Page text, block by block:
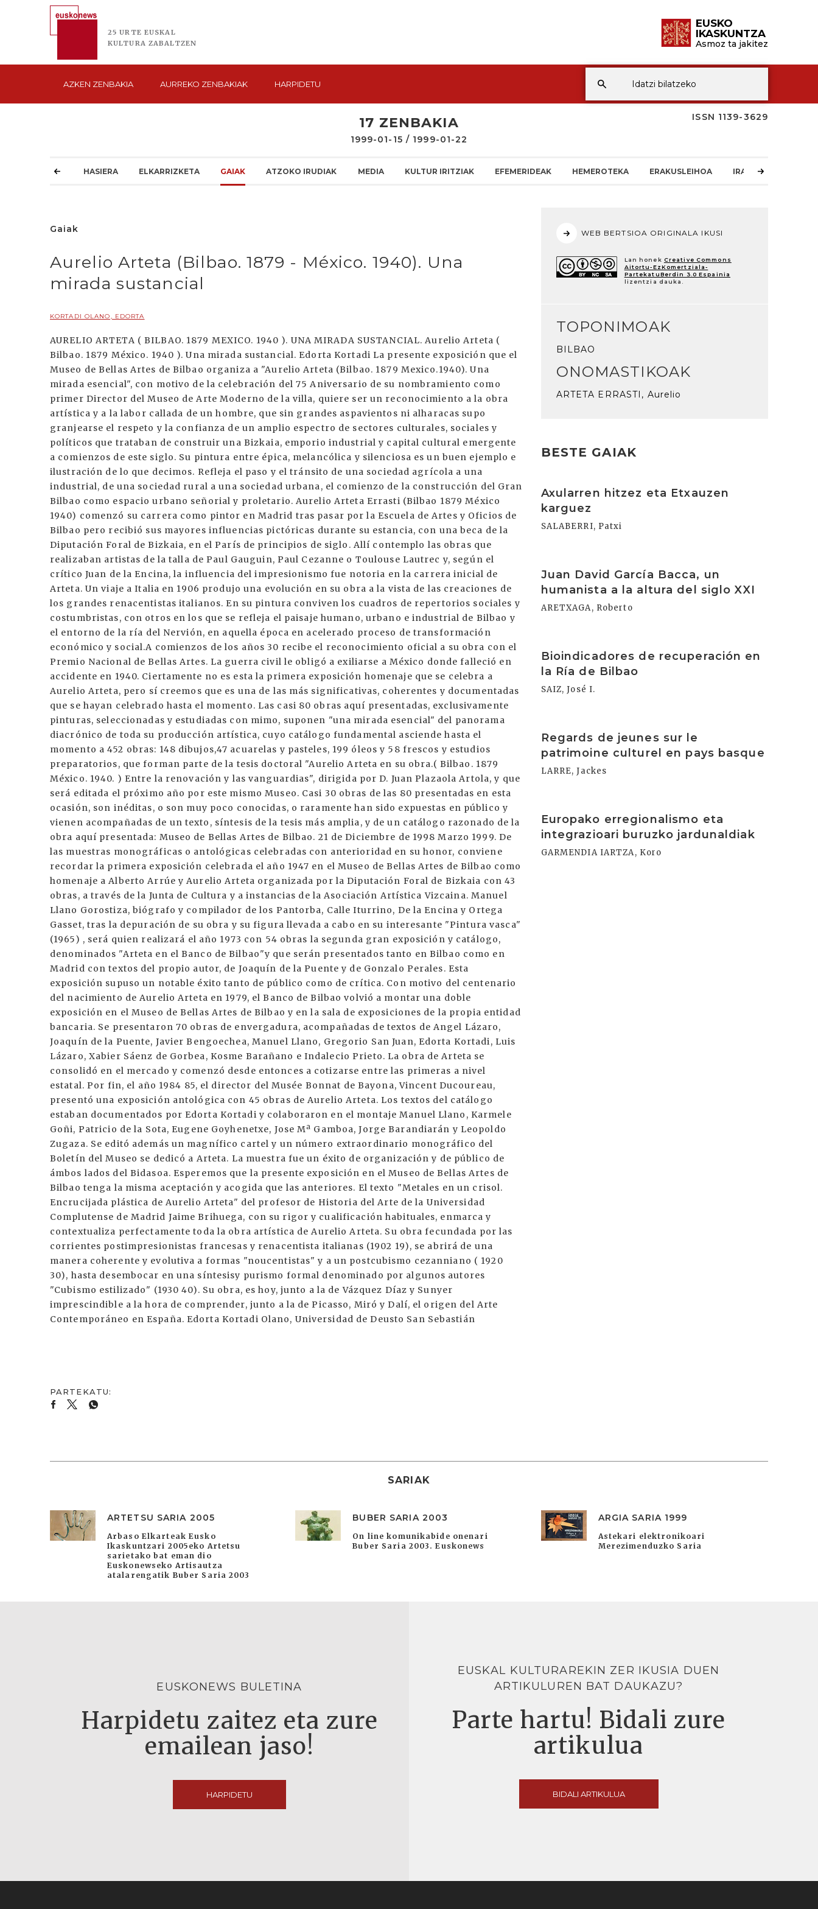
25 URTE EUSKAL
KULTURA ZABALTZEN
EUSKO
IKASKUNTZA
Asmoz ta jakitez
AZKEN ZENBAKIA AURREKO ZENBAKIAK HARPIDETU
ISSN 1139-3629
17 ZENBAKIA
1999-01-15 / 1999-01-22
HASIERA ELKARRIZKETA GAIAK ATZOKO IRUDIAK MEDIA KULTUR IRITZIAK EFEMERIDEAK HEMEROTEKA ERAKUSLEIHOA IRAKURLEAREN
Gaiak
Aurelio Arteta (Bilbao. 1879 - México. 1940). Una
mirada sustancial
KORTADI OLANO, EDORTA
AURELIO ARTETA ( BILBAO. 1879 MEXICO. 1940 ). UNA MIRADA SUSTANCIAL. Aurelio Arteta (
Bilbao. 1879 México. 1940 ). Una mirada sustancial. Edorta Kortadi La presente exposición que el
Museo de Bellas Artes de Bilbao organiza a "Aurelio Arteta (Bilbao. 1879 Mexico.1940). Una
mirada esencial", con motivo de la celebración del 75 Aniversario de su nombramiento como
primer Director del Museo de Arte Moderno de la villa, quiere ser un reconocimiento a la obra
artística y a la labor callada de un hombre, que sin grandes aspavientos ni alharacas supo
granjearse el respeto y la confianza de un amplio espectro de sectores culturales, sociales y
políticos que trataban de construir una Bizkaia, emporio industrial y capital cultural emergente
a comienzos de este siglo. Su pintura entre épica, melancólica y silenciosa es un buen ejemplo e
ilustración de lo que decimos. Refleja el paso y el tránsito de una sociedad agrícola a una
industrial, de una sociedad rural a una sociedad urbana, el comienzo de la construcción del Gran
Bilbao como espacio urbano señorial y proletario. Aurelio Arteta Errasti (Bilbao 1879 México
1940) comenzó su carrera como pintor en Madrid tras pasar por la Escuela de Artes y Oficios de
Bilbao pero recibió sus mayores influencias pictóricas durante su estancia, con una beca de la
Diputación Foral de Bizkaia, en el París de principios de siglo. Allí contemplo las obras que
realizaban artistas de la talla de Paul Gauguin, Paul Cezanne o Toulouse Lautrec y, según el
crítico Juan de la Encina, la influencia del impresionismo fue notoria en la carrera inicial de
Arteta. Un viaje a Italia en 1906 produjo una evolución en su obra a la vista de las creaciones de
los grandes renacentistas italianos. En su pintura conviven los cuadros de repertorios sociales y
costumbristas, con otros en los que se refleja el paisaje humano, urbano e industrial de Bilbao y
el entorno de la ría del Nervión, en aquella época en acelerado proceso de transformación
económico y social.A comienzos de los años 30 recibe el reconocimiento oficial a su obra con el
Premio Nacional de Bellas Artes. La guerra civil le obligó a exiliarse a México donde falleció en
accidente en 1940. Ciertamente no es esta la primera exposición homenaje que se celebra a
Aurelio Arteta, pero sí creemos que es una de las más significativas, coherentes y documentadas
que se hayan celebrado hasta el momento. Las casi 80 obras aquí presentadas, exclusivamente
pinturas, seleccionadas y estudiadas con mimo, suponen "una mirada esencial" del panorama
diacrónico de toda su producción artística, cuyo catálogo fundamental asciende hasta el
momento a 452 obras: 148 dibujos,47 acuarelas y pasteles, 199 óleos y 58 frescos y estudios
preparatorios, que forman parte de la tesis doctoral "Aurelio Arteta en su obra.( Bilbao. 1879
México. 1940. ) Entre la renovación y las vanguardias", dirigida por D. Juan Plazaola Artola, y que
será editada el próximo año por este mismo Museo. Casi 30 obras de las 80 presentadas en esta
ocasión, son inéditas, o son muy poco conocidas, o raramente han sido expuestas en público y
vienen acompañadas de un texto, síntesis de la tesis más amplia, y de un catálogo razonado de la
obra aquí presentada: Museo de Bellas Artes de Bilbao. 21 de Diciembre de 1998 Marzo 1999. De
las muestras monográficas o antológicas celebradas con anterioridad en su honor, conviene
recordar la primera exposición celebrada el año 1947 en el Museo de Bellas Artes de Bilbao como
homenaje a Alberto Arrúe y Aurelio Arteta organizada por la Diputación Foral de Bizkaia con 43
obras, a través de la Junta de Cultura y a instancias de la Asociación Artística Vizcaina. Manuel
Llano Gorostiza, biógrafo y compilador de los Pantorba, Calle Iturrino, De la Encina y Ortega
Gasset, tras la depuración de su obra y su figura llevada a cabo en su interesante "Pintura vasca"
(1965) , será quien realizará el año 1973 con 54 obras la segunda gran exposición y catálogo,
denominados "Arteta en el Banco de Bilbao"y que serán presentados tanto en Bilbao como en
Madrid con textos del propio autor, de Joaquín de la Puente y de Gonzalo Perales. Esta
exposición supuso un notable éxito tanto de público como de crítica. Con motivo del centenario
del nacimiento de Aurelio Arteta en 1979, el Banco de Bilbao volvió a montar una doble
exposición en el Museo de Bellas Artes de Bilbao y en la sala de exposiciones de la propia entidad
bancaria. Se presentaron 70 obras de envergadura, acompañadas de textos de Angel Lázaro,
Joaquín de la Puente, Javier Bengoechea, Manuel Llano, Gregorio San Juan, Edorta Kortadi, Luis
Lázaro, Xabier Sáenz de Gorbea, Kosme Barañano e Indalecio Prieto. La obra de Arteta se
consolidó en el mercado y comenzó desde entonces a cotizarse entre las primeras a nivel
estatal. Por fin, el año 1984 85, el director del Musée Bonnat de Bayona, Vincent Ducoureau,
presentó una exposición antológica con 45 obras de Aurelio Arteta. Los textos del catálogo
estaban documentados por Edorta Kortadi y colaboraron en el montaje Manuel Llano, Karmele
Goñi, Patricio de la Sota, Eugene Goyhenetxe, Jose Mª Gamboa, Jorge Barandiarán y Leopoldo
Zugaza. Se editó además un magnífico cartel y un número extraordinario monográfico del
Boletín del Museo se dedicó a Arteta. La muestra fue un éxito de organización y de público de
ámbos lados del Bidasoa. Esperemos que la presente exposición en el Museo de Bellas Artes de
Bilbao tenga la misma aceptación y acogida que las anteriores. El texto "Metales en un crisol.
Encrucijada plástica de Aurelio Arteta" del profesor de Historia del Arte de la Universidad
Complutense de Madrid Jaime Brihuega, con su rigor y cualificación habituales, enmarca y
contextualiza perfectamente toda la obra artística de Aurelio Arteta. Su obra fecundada por las
corrientes postimpresionistas francesas y renacentista italianas (1902 19), se abrirá de una
manera coherente y evolutiva a formas "noucentistas" y a un postcubismo cezanniano ( 1920
30), hasta desembocar en una síntesisy purismo formal denominado por algunos autores
"Cubismo estilizado" (1930 40). Su obra, es hoy, junto a la de Vázquez Díaz y Sunyer
imprescindible a la hora de comprender, junto a la de Picasso, Miró y Dalí, el origen del Arte
Contemporáneo en España. Edorta Kortadi Olano, Universidad de Deusto San Sebastián
WEB BERTSIOA ORIGINALA IKUSI
Lan honek Creative Commons
Aitortu-EzKomertziala-
PartekatuBerdin 3.0 Espainia
lizentzia dauka.
TOPONIMOAK
BILBAO
ONOMASTIKOAK
ARTETA ERRASTI, Aurelio
BESTE GAIAK
Axularren hitzez eta Etxauzen
karguez
SALABERRI, Patxi
Juan David García Bacca, un
humanista a la altura del siglo XXI
ARETXAGA, Roberto
Bioindicadores de recuperación en
la Ría de Bilbao
SAIZ, José I.
Regards de jeunes sur le
patrimoine culturel en pays basque
LARRE, Jackes
Europako erregionalismo eta
integrazioari buruzko jardunaldiak
GARMENDIA IARTZA, Koro
SARIAK
ARTETSU SARIA 2005
Arbaso Elkarteak Eusko
Ikaskuntzari 2005eko Artetsu
sarietako bat eman dio
Euskonewseko Artisautza
atalarengatik Buber Saria 2003
BUBER SARIA 2003
On line komunikabide onenari
Buber Saria 2003. Euskonews
ARGIA SARIA 1999
Astekari elektronikoari
Merezimenduzko Saria
EUSKONEWS BULETINA
Harpidetu zaitez eta zure
emailean jaso!
HARPIDETU
EUSKAL KULTURAREKIN ZER IKUSIA DUEN
ARTIKULUREN BAT DAUKAZU?
Parte hartu! Bidali zure
artikulua
BIDALI ARTIKULUA